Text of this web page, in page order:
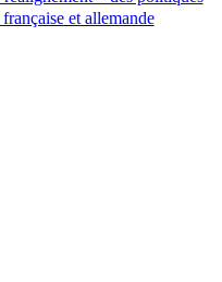
et allemande